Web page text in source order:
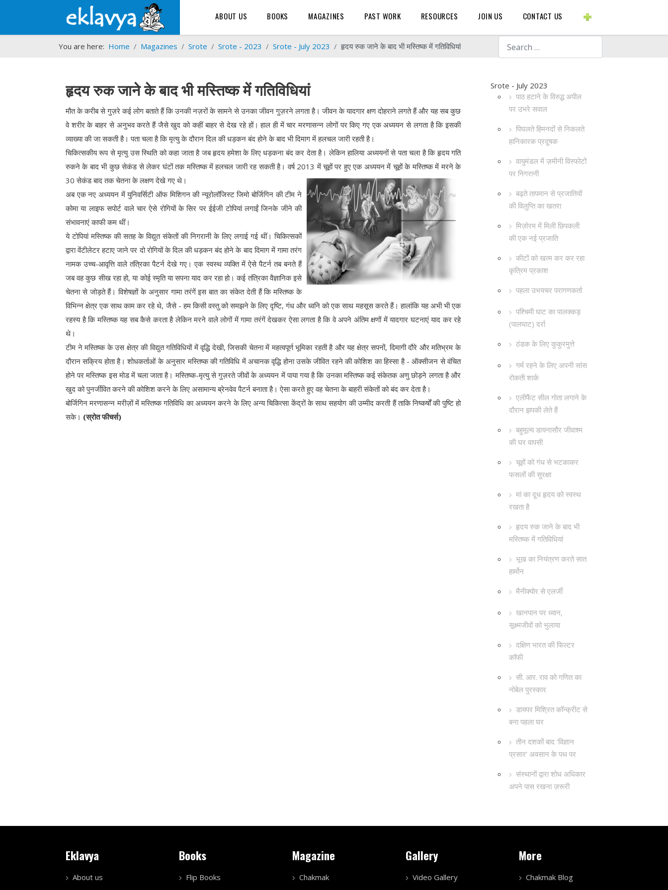
Search
ABOUT US BOOKS MAGAZINES PAST WORK RESOURCES JOIN US CONTACT US
You are here: Home Magazines Srote Srote - 2023 Srote - July 2023 हृदय रुक जाने के बाद भी मस्तिष्क में गतिविधियां
Srote - July 2023
पाठ हटाने के विरुद्ध अपील
पर उभरे सवाल
पिघलते हिमनदों से निकलते
हानिकारक प्रदूषक
वायुमंडल में ज़मीनी विस्फोटों
पर निगरानी
बढ़ते तापमान से प्रजातियों
की विलुप्ति का खतरा
मिज़ोरम में मिली छिपकली
की एक नई प्रजाति
कीटों को खत्म कर कर रहा
कृत्रिम प्रकाश
पहला उभयचर परागणकर्ता
पश्चिमी घाट का पालक्कड़
(पालघाट) दर्रा
ठंडक के लिए कुकुरमुत्ते
गर्म रहने के लिए अपनी सांस
रोकती शार्क
एलीफैंट सील गोता लगाने के
दौरान झपकी लेते हैं
बहुमूल्य डायनासौर जीवाश्म
की घर वापसी
चूहों को गंध से भटकाकर
फसलों की सुरक्षा
मां का दूध हृदय को स्वस्थ
रखता है
हृदय रुक जाने के बाद भी
मस्तिष्क में गतिविधियां
भूख का नियंत्रण करते सात
हार्मोन
मैनीक्योर से एलर्जी
खानपान पर ध्यान,
सूक्ष्मजीवों को भुलाया
दक्षिण भारत की फिल्टर
कॉफी
सी. आर. राव को गणित का
नोबेल पुरस्कार
डायपर मिश्रित कॉन्क्रीट से
बना पहला घर
तीन दशकों बाद ‘विज्ञान
प्रसार’ अवसान के पथ पर
संस्थानों द्वारा शोध अधिकार
अपने पास रखना ज़रूरी
हृदय रुक जाने के बाद भी मस्तिष्क में गतिविधियां
मौत के करीब से गुज़रे कई लोग बताते हैं कि उनकी नज़रों के सामने से उनका जीवन गुज़रने लगता है। जीवन के यादगार क्षण दोहराने लगते हैं और यह सब कुछ
वे शरीर के बाहर से अनुभव करते हैं जैसे खुद को कहीं बाहर से देख रहे हों। हाल ही में चार मरणासन्न लोगों पर किए गए एक अध्ययन से लगता है कि इसकी
व्याख्या की जा सकती है। पता चला है कि मृत्यु के दौरान दिल की धड़कन बंद होने के बाद भी दिमाग में हलचल जारी रहती है।
चिकित्सकीय रूप से मृत्यु उस स्थिति को कहा जाता है जब हृदय हमेशा के लिए धड़कना बंद कर देता है। लेकिन हालिया अध्ययनों से पता चला है कि हृदय गति
रुकने के बाद भी कुछ सेकंड से लेकर घंटों तक मस्तिष्क में हलचल जारी रह सकती है। वर्ष 2013 में चूहों पर हुए एक अध्ययन में चूहों के मस्तिष्क में मरने के
30 सेकंड बाद तक चेतना के लक्षण देखे गए थे।
अब एक नए अध्ययन में युनिवर्सिटी ऑफ मिशिगन की न्यूरोलॉजिस्ट जिमो बोर्जिगिन की टीम ने
कोमा या लाइफ सपोर्ट वाले चार ऐसे रोगियों के सिर पर ईईजी टोपियां लगाईं जिनके जीने की
संभावनाएं काफी कम थीं।
ये टोपियां मस्तिष्क की सतह के विद्युत संकेतों की निगरानी के लिए लगाई गई थीं। चिकित्सकों
द्वारा वेंटीलेटर हटाए जाने पर दो रोगियों के दिल की धड़कन बंद होने के बाद दिमाग में गामा तरंग
नामक उच्च-आवृत्ति वाले तंत्रिका पैटर्न देखे गए। एक स्वस्थ व्यक्ति में ऐसे पैटर्न तब बनते हैं
जब वह कुछ सीख रहा हो, या कोई स्मृति या सपना याद कर रहा हो। कई तंत्रिका वैज्ञानिक इसे
चेतना से जोड़ते हैं। विशेषज्ञों के अनुसार गामा तरंगें इस बात का संकेत देती हैं कि मस्तिष्क के
विभिन्न क्षेत्र एक साथ काम कर रहे थे, जैसे - हम किसी वस्तु को समझने के लिए दृष्टि, गंध और ध्वनि को एक साथ महसूस करते हैं। हालांकि यह अभी भी एक
रहस्य है कि मस्तिष्क यह सब कैसे करता है लेकिन मरने वाले लोगों में गामा तरंगें देखकर ऐसा लगता है कि वे अपने अंतिम क्षणों में यादगार घटनाएं याद कर रहे
थे।
टीम ने मस्तिष्क के उस क्षेत्र की विद्युत गतिविधियों में वृद्धि देखी, जिसकी चेतना में महत्वपूर्ण भूमिका रहती है और यह क्षेत्र सपनों, दिमागी दौरे और मतिभ्रम के
दौरान सक्रिय होता है। शोधकर्ताओं के अनुसार मस्तिष्क की गतिविधि में अचानक वृद्धि होना उसके जीवित रहने की कोशिश का हिस्सा है - ऑक्सीजन से वंचित
होने पर मस्तिष्क इस मोड में चला जाता है। मस्तिष्क-मृत्यु से गुज़रते जीवों के अध्ययन में पाया गया है कि उनका मस्तिष्क कई संकेतक अणु छोड़ने लगता है और
खुद को पुनर्जीवित करने की कोशिश करने के लिए असामान्य ब्रेनवेव पैटर्न बनाता है। ऐसा करते हुए वह चेतना के बाहरी संकेतों को बंद कर देता है।
बोर्जिगिन मरणासन्न मरीज़ों में मस्तिष्क गतिविधि का अध्ययन करने के लिए अन्य चिकित्सा केंद्रों के साथ सहयोग की उम्मीद करती हैं ताकि निष्कर्षों की पुष्टि हो
सके। (स्रोत फीचर्स)
Eklavya
About us
Books
Flip Books
Magazine
Chakmak
Gallery
Video Gallery
More
Chakmak Blog